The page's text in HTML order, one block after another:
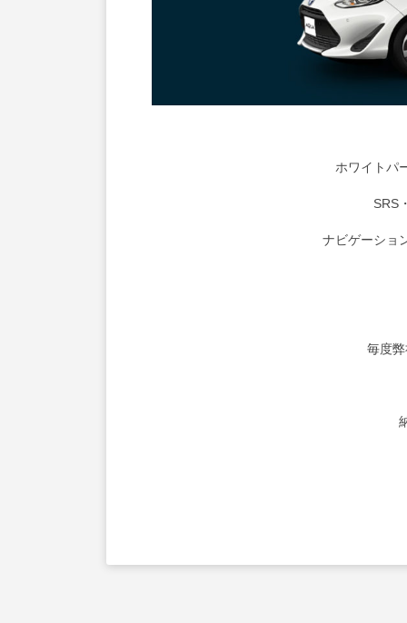
ホワイトパ
SRS
ナビゲーショ
毎度